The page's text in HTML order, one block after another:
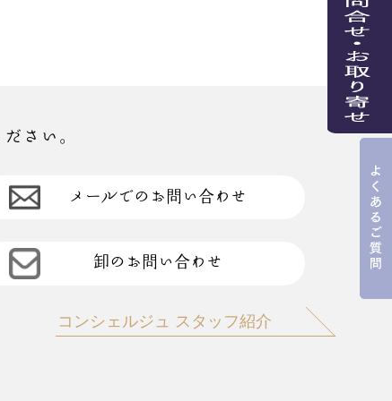
さい。
メールでのお問い合わせ
卸のお問い合わせ
コンシェルジュ スタッフ紹介